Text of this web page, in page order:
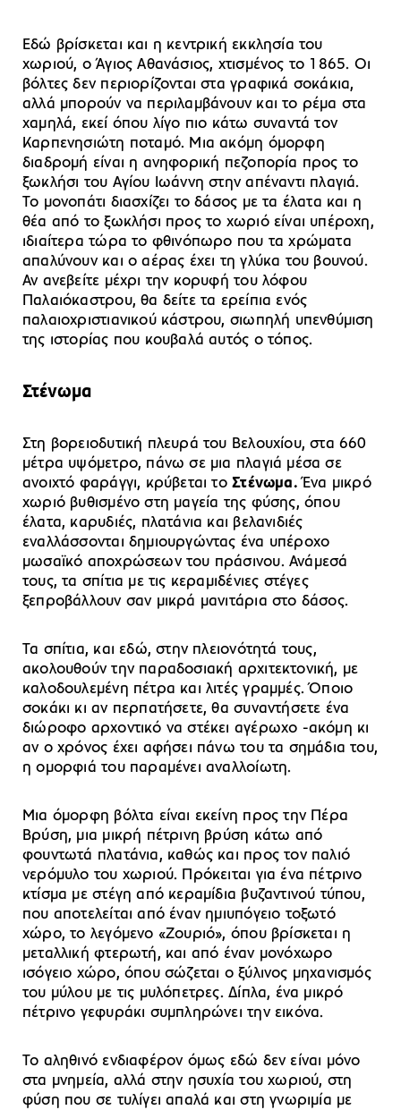
Εδώ βρίσκεται και η κεντρική εκκλησία του
χωριού, ο Άγιος Αθανάσιος, χτισμένος το 1865. Οι
βόλτες δεν περιορίζονται στα γραφικά σοκάκια,
αλλά μπορούν να περιλαμβάνουν και το ρέμα στα
χαμηλά, εκεί όπου λίγο πιο κάτω συναντά τον
Καρπενησιώτη ποταμό. Μια ακόμη όμορφη
διαδρομή είναι η ανηφορική πεζοπορία προς το
ξωκλήσι του Αγίου Ιωάννη στην απέναντι πλαγιά.
Το μονοπάτι διασχίζει το δάσος με τα έλατα και η
θέα από το ξωκλήσι προς το χωριό είναι υπέροχη,
ιδιαίτερα τώρα το φθινόπωρο που τα χρώματα
απαλύνουν και ο αέρας έχει τη γλύκα του βουνού.
Αν ανεβείτε μέχρι την κορυφή του λόφου
Παλαιόκαστρου, θα δείτε τα ερείπια ενός
παλαιοχριστιανικού κάστρου, σιωπηλή υπενθύμιση
της ιστορίας που κουβαλά αυτός ο τόπος.
Στένωμα
Στη βορειοδυτική πλευρά του Βελουχίου, στα 660
μέτρα υψόμετρο, πάνω σε μια πλαγιά μέσα σε
ανοιχτό φαράγγι, κρύβεται τοΣτένωμα.Ένα μικρό
χωριό βυθισμένο στη μαγεία της φύσης, όπου
έλατα, καρυδιές, πλατάνια και βελανιδιές
εναλλάσσονται δημιουργώντας ένα υπέροχο
μωσαϊκό αποχρώσεων του πράσινου. Ανάμεσά
τους, τα σπίτια με τις κεραμιδένιες στέγες
ξεπροβάλλουν σαν μικρά μανιτάρια στο δάσος.
Τα σπίτια, και εδώ, στην πλειονότητά τους,
ακολουθούν την παραδοσιακή αρχιτεκτονική, με
καλοδουλεμένη πέτρα και λιτές γραμμές. Όποιο
σοκάκι κι αν περπατήσετε, θα συναντήσετε ένα
διώροφο αρχοντικό να στέκει αγέρωχο -ακόμη κι
αν ο χρόνος έχει αφήσει πάνω του τα σημάδια του,
η ομορφιά του παραμένει αναλλοίωτη.
Μια όμορφη βόλτα είναι εκείνη προς την Πέρα
Βρύση, μια μικρή πέτρινη βρύση κάτω από
φουντωτά πλατάνια, καθώς και προς τον παλιό
νερόμυλο του χωριού. Πρόκειται για ένα πέτρινο
κτίσμα με στέγη από κεραμίδια βυζαντινού τύπου,
που αποτελείται από έναν ημιυπόγειο τοξωτό
χώρο, το λεγόμενο «Ζουριό», όπου βρίσκεται η
μεταλλική φτερωτή, και από έναν μονόχωρο
ισόγειο χώρο, όπου σώζεται ο ξύλινος μηχανισμός
του μύλου με τις μυλόπετρες. Δίπλα, ένα μικρό
πέτρινο γεφυράκι συμπληρώνει την εικόνα.
Το αληθινό ενδιαφέρον όμως εδώ δεν είναι μόνο
στα μνημεία, αλλά στην ησυχία του χωριού, στη
φύση που σε τυλίγει απαλά και στη γνωριμία με